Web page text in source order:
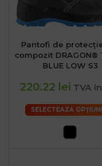
Pantofi de
compozit DRAGON®
BLUE LOW S3
220.22 lei TVA
SELECTEAZĂ